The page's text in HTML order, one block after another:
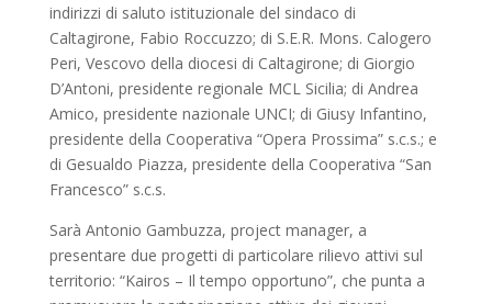
indirizzi di saluto istituzionale del sindaco di
Caltagirone, Fabio Roccuzzo; di S.E.R. Mons. Calogero
Peri, Vescovo della diocesi di Caltagirone; di Giorgio
D’Antoni, presidente regionale MCL Sicilia; di Andrea
Amico, presidente nazionale UNCI; di Giusy Infantino,
presidente della Cooperativa “Opera Prossima” s.c.s.; e
di Gesualdo Piazza, presidente della Cooperativa “San
Francesco” s.c.s.
Sarà Antonio Gambuzza, project manager, a
presentare due progetti di particolare rilievo attivi sul
territorio: “Kairos – Il tempo opportuno”, che punta a